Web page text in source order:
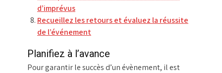
d’imprévus
Recueillez les retours et évaluez la réussite
de l’événement
Planifiez à l’avance
Pour garantir le succès d’un évènement, il est